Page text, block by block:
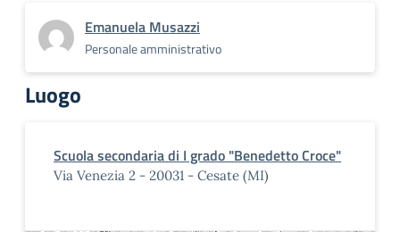
Emanuela Musazzi
Personale amministrativo
Luogo
Scuola secondaria di I grado "Benedetto Croce"
Via Venezia 2 - 20031 - Cesate (MI)